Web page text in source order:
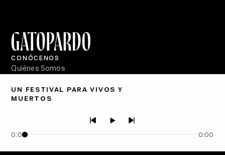
UN FESTIVAL PARA VIVOS Y
MUERTOS
0:00 0:00
CONÓCENOS
Quiénes Somos
PÓDCASTS
Crecer en Distopía